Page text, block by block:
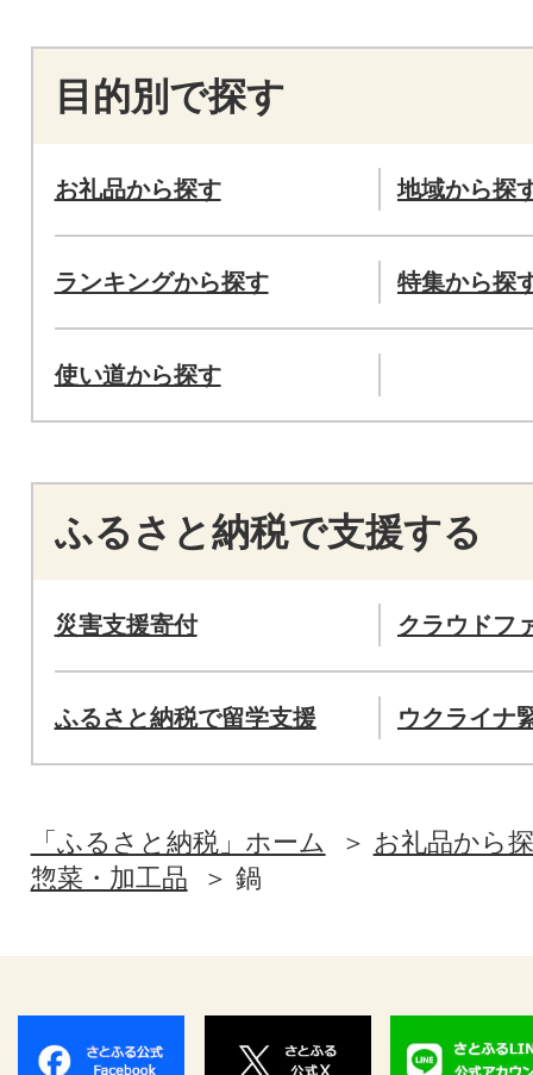
目的別で探す
お礼品から探す 地域から探
ランキングから探す 特集から探
使い道から探す
ふるさと納税で支援する
災害支援寄付 クラウドフ
ふるさと納税で留学支援 ウクライナ
「ふるさと納税」ホーム
お礼品から
惣菜・加工品
鍋